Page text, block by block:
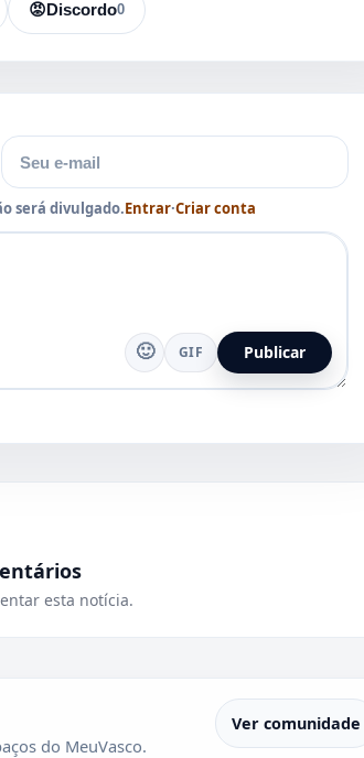
😡 0
Discordo
E-mail
será divulgado.Entrar·Criar conta
🙂 GIF Publicar
esta notícia.
do MeuVasco.
Ver comunidade